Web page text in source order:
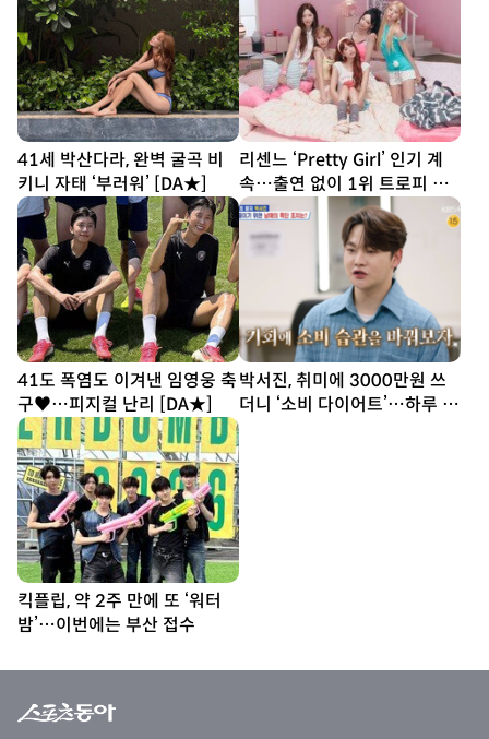
41세 박산다라, 완벽 굴곡 비
키니 자태 ‘부러워’ [DA★]
리센느 ‘Pretty Girl’ 인기 계
속…출연 없이 1위 트로피 획
득
41도 폭염도 이겨낸 임영웅 축
구♥…피지컬 난리 [DA★]
박서진, 취미에 3000만원 쓰
더니 ‘소비 다이어트’…하루 1
킥플립, 약 2주 만에 또 ‘워터
밤’…이번에는 부산 접수